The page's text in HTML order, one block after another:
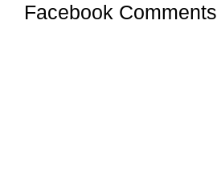
Facebook Comments